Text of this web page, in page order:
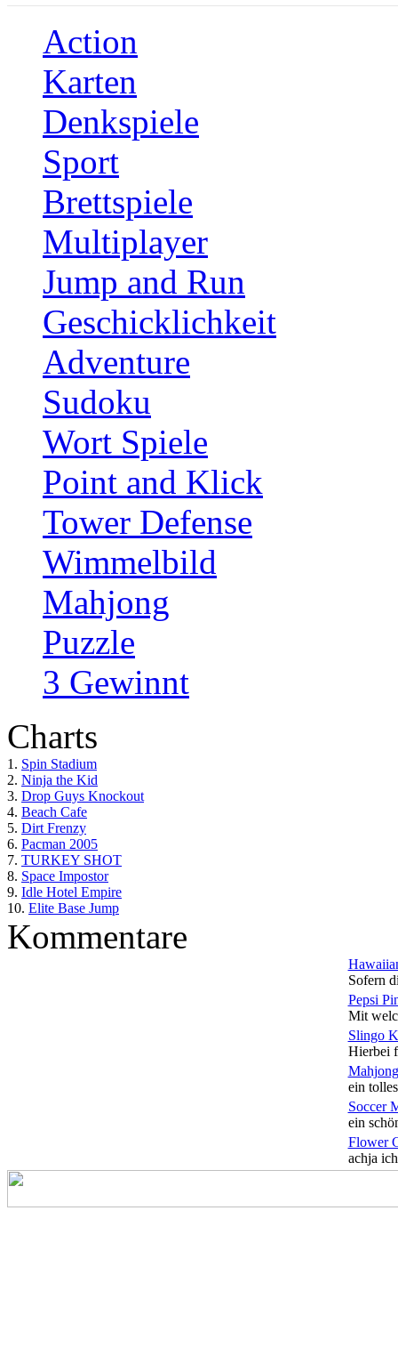
Action
Karten
Denkspiele
Sport
Brettspiele
Multiplayer
Jump and Run
Geschicklichkeit
Adventure
Sudoku
Wort Spiele
Point and Klick
Tower Defense
Wimmelbild
Mahjong
Puzzle
3 Gewinnt
Charts
1. Spin Stadium
2. Ninja the Kid
3. Drop Guys Knockout
4. Beach Cafe
5. Dirt Frenzy
6. Pacman 2005
7. TURKEY SHOT
8. Space Impostor
9. Idle Hotel Empire
10. Elite Base Jump
Kommentare
Sofern
Pepsi
Mit
Slingo
Hierbei
ein
Soccer
ein
Flower
achja